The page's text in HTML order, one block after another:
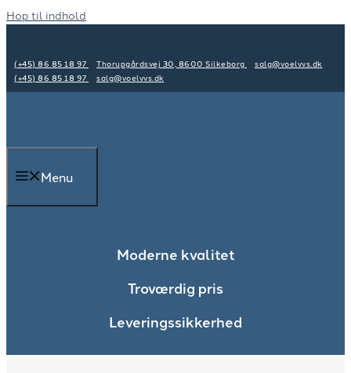
Hop til indhold
(+45) 86 85 18 97 Thorupgårdsvej 30, 8600 Silkeborg
salg@voelvvs.dk
(+45) 86 85 18 97
salg@voelvvs.dk
Menu
Moderne kvalitet​
Troværdig pris​
Leveringssikkerhed